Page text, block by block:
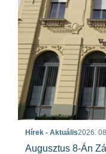
Hírek - Aktuális2026.
Augusztus 8-Án